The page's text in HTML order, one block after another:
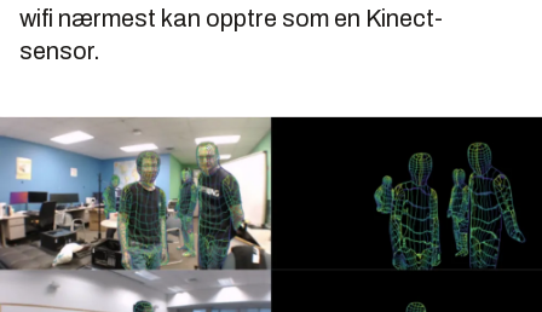
wifi nærmest kan opptre som en Kinect-
sensor.